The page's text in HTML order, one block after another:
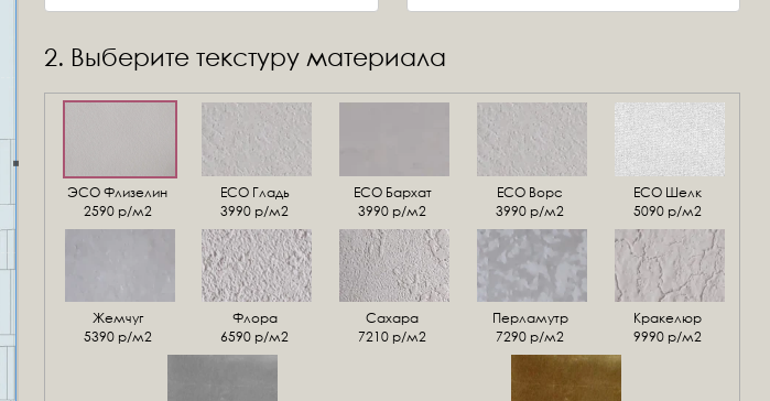
2. Выберите текстуру материала
ЭСО Флизелин
2590 р/м2
ЕСО Гладь
3990 р/м2
ECO Бархат
3990 р/м2
ЕСО Ворс
3990 р/м2
ЕСО Шелк
5090 р/м2
Жемчуг
5390 р/м2
Флора
6590 р/м2
Сахара
7210 р/м2
Перламутр
7290 р/м2
Кракелюр
9990 р/м2